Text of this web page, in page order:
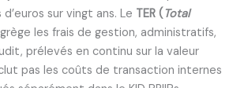
sur vingt ans. Le TER (Total
les frais de gestion, administratifs,
prélevés en continu sur la valeur
pas les coûts de transaction internes